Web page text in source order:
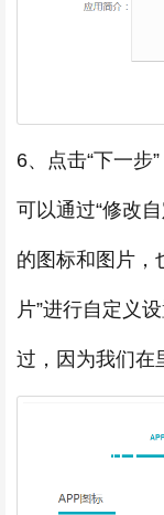
6、点击“下一步
可以通过“修改
的图标和图片，
片”进行自定义
过，因为我们在